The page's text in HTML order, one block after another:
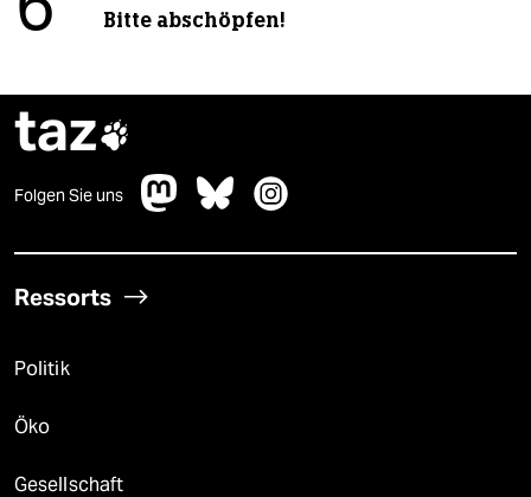
Bitte abschöpfen!
taz
Folgen Sie uns
Ressorts
Politik
Öko
Gesellschaft